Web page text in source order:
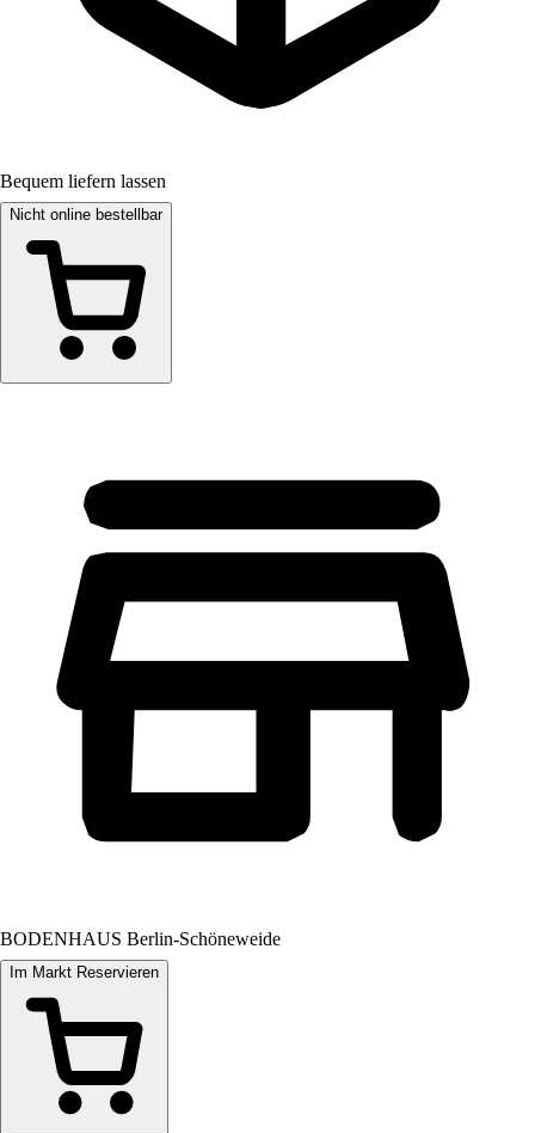
Bequem liefern lassen
Nicht online bestellbar
BODENHAUS Berlin-Schöneweide
Im Markt Reservieren